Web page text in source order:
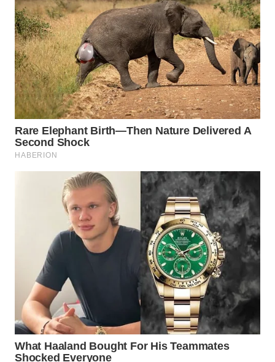
PRIANGAN
TIMUR
WN
SEMARANG
WN
SOLO
WN
BOROBUDUR
SURABAYA
WN
NATUNA
WN
BINTAN